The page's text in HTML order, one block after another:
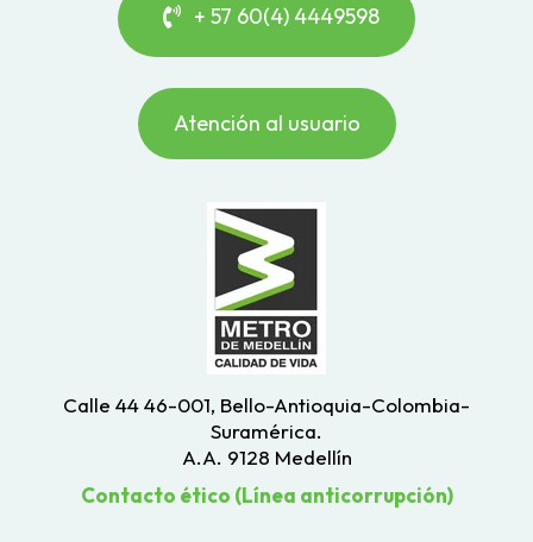
+ 57 60(4) 4449598
Atención al usuario
Calle 44 46-001, Bello-Antioquia-Colombia-
Suramérica.
A.A. 9128 Medellín
Contacto ético (Línea anticorrupción)